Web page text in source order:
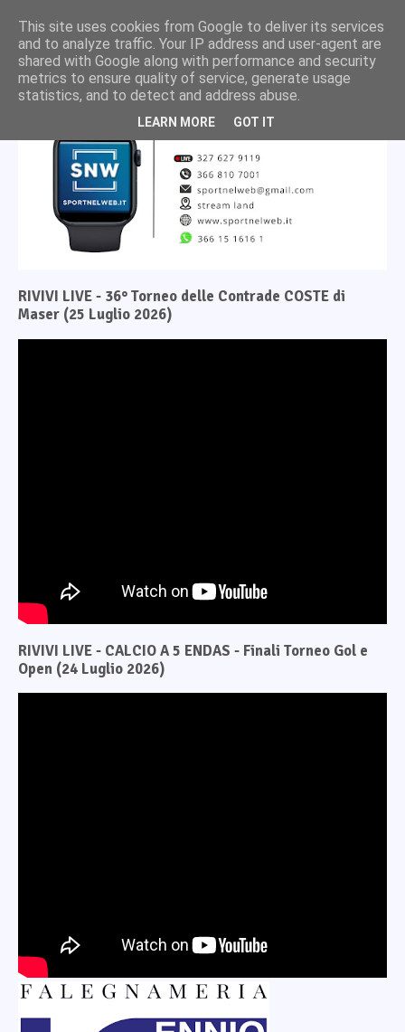
RIVIVI LIVE - 36° Torneo delle Contrade COSTE di
Maser (25 Luglio 2026)
RIVIVI LIVE - CALCIO A 5 ENDAS - Finali Torneo Gol e
Open (24 Luglio 2026)
This site uses cookies from Google to deliver its services
and to analyze traffic. Your IP address and user-agent are
shared with Google along with performance and security
metrics to ensure quality of service, generate usage
statistics, and to detect and address abuse.
LEARN MORE GOT IT